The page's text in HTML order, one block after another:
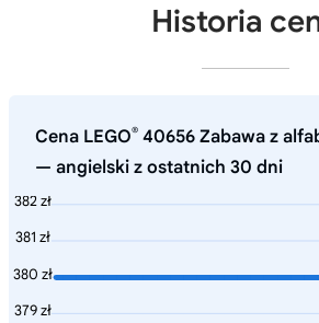
Historia
Cena LEGO® 40656 Zabawa z
— angielski z ostatnich 30 dni
382 zł
381 zł
380 zł
379 zł